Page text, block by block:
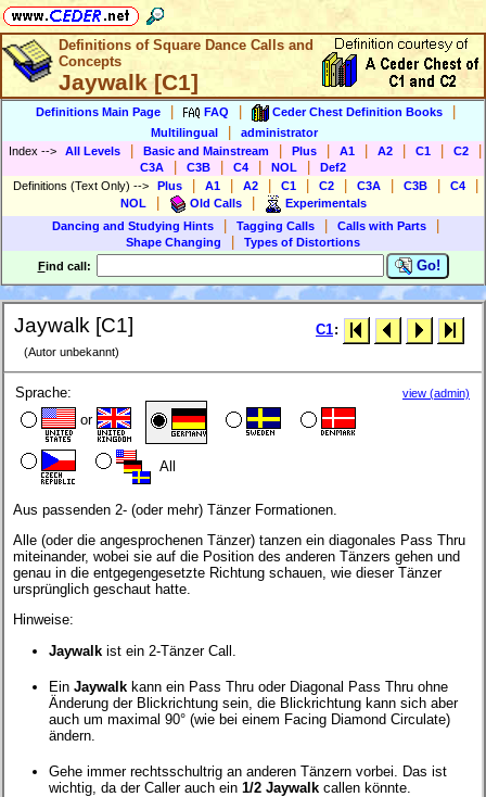
Definitions of Square Dance Calls and
Concepts
Jaywalk [C1]
Definitions Main Page FAQ Ceder Chest Definition Books
Multilingual
administrator
Index --> All Levels Basic and Mainstream Plus A1 A2 C1 C2
C3A C3B C4 NOL
Def2
Definitions (Text Only) --> Plus A1 A2 C1 C2 C3A C3B C4
NOL Old Calls
Experimentals
Dancing and Studying Hints
Tagging Calls Calls with Parts
Shape Changing
Types of Distortions
Find call: Go!
Jaywalk [C1]
(Autor unbekannt)
C1:
Sprache:
or
All
view (admin)
Aus passenden 2- (oder mehr) Tänzer Formationen.
Alle (oder die angesprochenen Tänzer) tanzen ein diagonales Pass Thru
miteinander, wobei sie auf die Position des anderen Tänzers gehen und
genau in die entgegengesetzte Richtung schauen, wie dieser Tänzer
ursprünglich geschaut hatte.
Hinweise:
Jaywalk ist ein 2-Tänzer Call.
Ein Jaywalk kann ein Pass Thru oder Diagonal Pass Thru ohne
Änderung der Blickrichtung sein, die Blickrichtung kann sich aber
auch um maximal 90° (wie bei einem Facing Diamond Circulate)
ändern.
Gehe immer rechtsschultrig an anderen Tänzern vorbei. Das ist
wichtig, da der Caller auch ein 1/2 Jaywalk callen könnte.